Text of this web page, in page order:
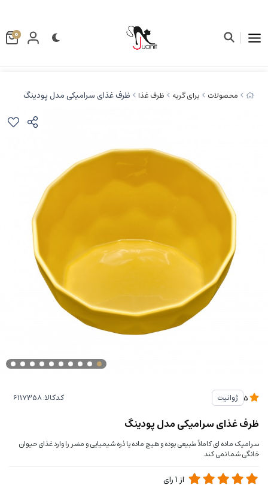
محصولات برای گربه ظرف غذا ظرف غذای سرامیکی مدل پودینگ
ژوانیت کدکالا:
ظرف غذای سرامیکی مدل پودینگ
سرامیک ماده ای کاملاً طبیعی بوده و هیچ ماده یا ذره شیمیایی و مضر را وارد غذای حیوان
خانگی شما نمی کند.
از 1رای
0